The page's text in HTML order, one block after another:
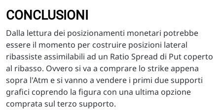
CONCLUSIONI
Dalla lettura dei posizionamenti monetari potrebbe
essere il momento per costruire posizioni lateral
ribassiste assimilabili ad un Ratio Spread di Put coperto
al ribasso. Ovvero si va a comprare lo strike appena
sopra l'Atm e si vanno a vendere i primi due supporti
grafici coprendo la figura con una ultima opzione
comprata sul terzo supporto.